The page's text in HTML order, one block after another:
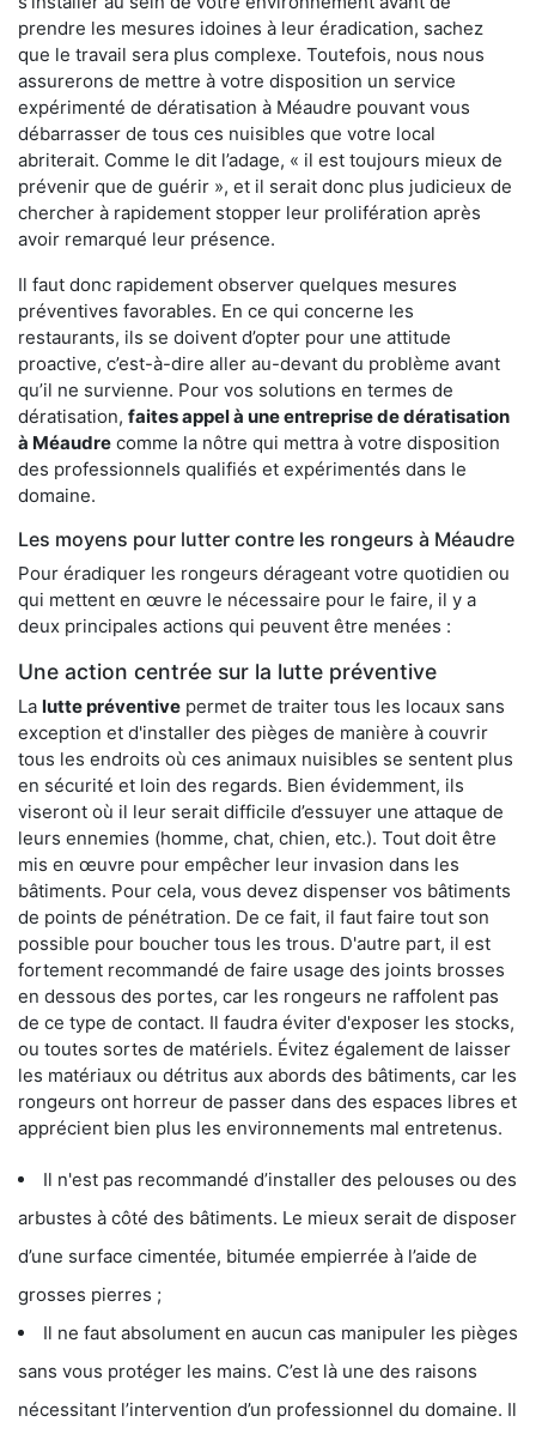
prendre les mesures idoines à leur éradication, sachez
que le travail sera plus complexe. Toutefois, nous nous
assurerons de mettre à votre disposition un service
expérimenté de dératisation à Méaudre pouvant vous
débarrasser de tous ces nuisibles que votre local
abriterait. Comme le dit l’adage, « il est toujours mieux de
prévenir que de guérir », et il serait donc plus judicieux de
chercher à rapidement stopper leur prolifération après
avoir remarqué leur présence.
Il faut donc rapidement observer quelques mesures
préventives favorables. En ce qui concerne les
restaurants, ils se doivent d’opter pour une attitude
proactive, c’est-à-dire aller au-devant du problème avant
qu’il ne survienne. Pour vos solutions en termes de
dératisation, faites appel à une entreprise de dératisation
à Méaudre comme la nôtre qui mettra à votre disposition
des professionnels qualifiés et expérimentés dans le
domaine.
Les moyens pour lutter contre les rongeurs à Méaudre
Pour éradiquer les rongeurs dérageant votre quotidien ou
qui mettent en œuvre le nécessaire pour le faire, il y a
deux principales actions qui peuvent être menées :
Une action centrée sur la lutte préventive
La lutte préventive permet de traiter tous les locaux sans
exception et d'installer des pièges de manière à couvrir
tous les endroits où ces animaux nuisibles se sentent plus
en sécurité et loin des regards. Bien évidemment, ils
viseront où il leur serait difficile d’essuyer une attaque de
leurs ennemies (homme, chat, chien, etc.). Tout doit être
mis en œuvre pour empêcher leur invasion dans les
bâtiments. Pour cela, vous devez dispenser vos bâtiments
de points de pénétration. De ce fait, il faut faire tout son
possible pour boucher tous les trous. D'autre part, il est
fortement recommandé de faire usage des joints brosses
en dessous des portes, car les rongeurs ne raffolent pas
de ce type de contact. Il faudra éviter d'exposer les stocks,
ou toutes sortes de matériels. Évitez également de laisser
les matériaux ou détritus aux abords des bâtiments, car les
rongeurs ont horreur de passer dans des espaces libres et
apprécient bien plus les environnements mal entretenus.
Il n'est pas recommandé d’installer des pelouses ou des
arbustes à côté des bâtiments. Le mieux serait de disposer
d’une surface cimentée, bitumée empierrée à l’aide de
grosses pierres ;
Il ne faut absolument en aucun cas manipuler les pièges
sans vous protéger les mains. C’est là une des raisons
nécessitant l’intervention d’un professionnel du domaine. Il